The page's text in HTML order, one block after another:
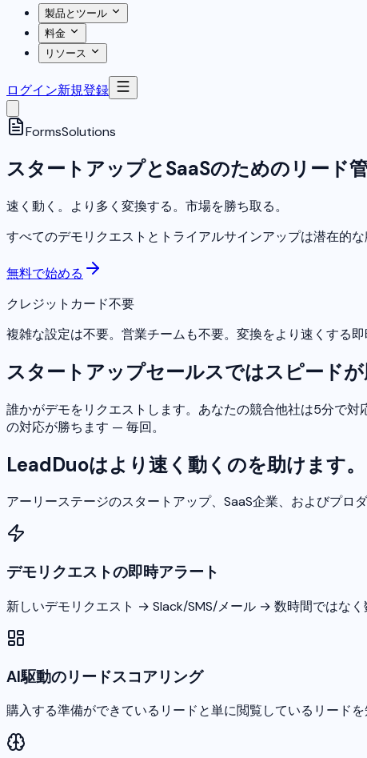
製品とツール
料金
リソース
ログイン新規登録
FormsSolutions
スタートアップとSaaSのためのリード
速く動く。より多く変換する。市場を勝ち取る。
すべてのデモリクエストとトライアルサインアップは潜在的
無料で始める
クレジットカード不要
複雑な設定は不要。営業チームも不要。変換をより速くする即
スタートアップセールスではスピード
誰かがデモをリクエストします。あなたの競合他社は5分で
の対応が勝ちます — 毎回。
LeadDuoはより速く動くのを助けます。
アーリーステージのスタートアップ、SaaS企業、およびプロ
デモリクエストの即時アラート
新しいデモリクエスト → Slack/SMS/メール → 数時間ではなく
AI駆動のリードスコアリング
購入する準備ができているリードと単に閲覧しているリード